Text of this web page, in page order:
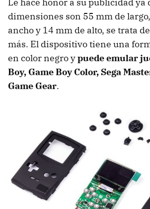
dimensiones son 55 mm de
ancho y 14 mm de alto, se trata
más. El dispositivo tiene una
en color negro ypuede emular
Boy, Game Boy Color, Sega
Game Gear.